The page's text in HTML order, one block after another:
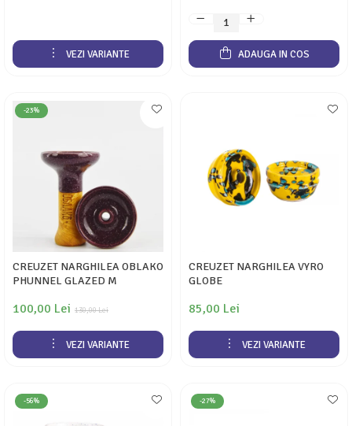
VEZI VARIANTE ADAUGA IN COS
-23%
CREUZET NARGHILEA OBLAKO
PHUNNEL GLAZED M
130,00 Lei
100,00 Lei
VEZI VARIANTE
CREUZET NARGHILEA VYRO
GLOBE
85,00 Lei
VEZI VARIANTE
-56% -27%